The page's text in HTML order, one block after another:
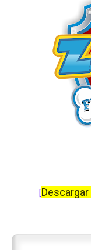
[Descargar